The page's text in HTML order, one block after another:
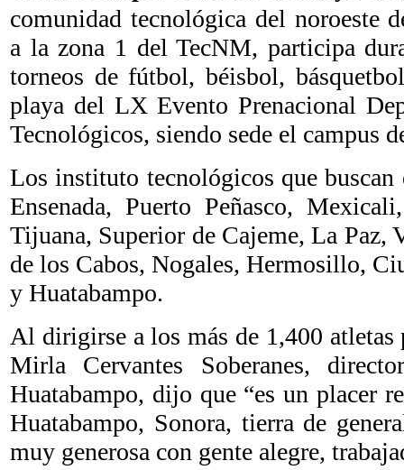
comunidad tecnológica del noroeste
a la zona 1 del TecNM, participa
torneos de fútbol, béisbol,
playa del LX Evento Prenacional
Tecnológicos, siendo sede el campus
Los instituto tecnológicos que
Ensenada, Puerto Peñasco,
Tijuana, Superior de Cajeme, La Paz,
de los Cabos, Nogales, Hermosillo,
y Huatabampo.
Al dirigirse a los más de 1,400 atletas
Mirla Cervantes Soberanes,
Huatabampo, dijo que “es un placer
Huatabampo, Sonora, tierra de
muy generosa con gente alegre,